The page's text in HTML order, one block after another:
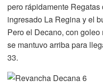
pero rápidamente
ingresado La Regina y el
Pero el Decano, con
se mantuvo arriba para
33.